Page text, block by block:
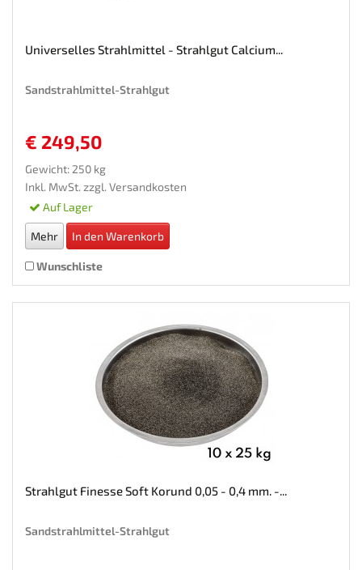
Universelles Strahlmittel - Strahlgut Calcium...
Sandstrahlmittel-Strahlgut
€ 249,50
Gewicht: 250 kg
Inkl. MwSt. zzgl. Versandkosten
Auf Lager
Mehr In den Warenkorb
Wunschliste
Strahlgut Finesse Soft Korund 0,05 - 0,4 mm. -...
Sandstrahlmittel-Strahlgut